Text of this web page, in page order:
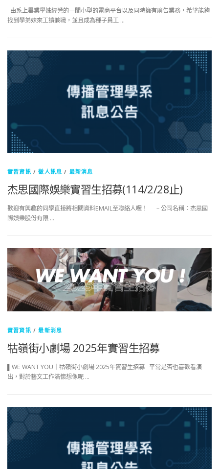
由系上畢業學姊經營的一間小型的電商平台以及同時擁有廣告業務，希望能夠
找到學弟妹來工讀兼職，並且成為種子員工 …
實習資訊 /徵人訊息 / 最新消息
杰思國際娛樂實習生招募(114/2/28止)
歡迎有興趣的同學直接將相關資料EMAIL至聯絡人喔！ – 公司名稱：杰思國
際娛樂股份有限 …
實習資訊 /最新消息
牯嶺街小劇場 2025年實習生招募
▌WE WANT YOU｜牯嶺街小劇場 2025年實習生招募 平常是否也喜歡看演
出，對於藝文工作滿懷想像呢 …